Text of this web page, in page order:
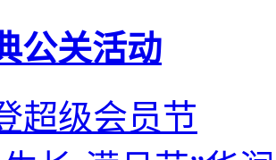
公关活动
超级会员节